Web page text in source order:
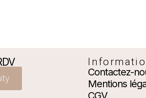
Contactez-
Mentions
CGV